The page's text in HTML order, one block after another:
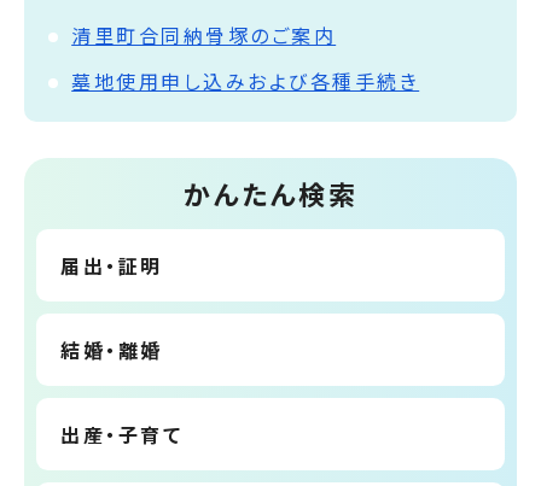
清里町合同納骨塚のご案内
墓地使用申し込みおよび各種手続き
かんたん検索
届出・証明
結婚・離婚
出産・子育て